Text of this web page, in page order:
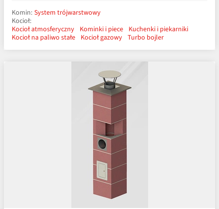
Komin: System trójwarstwowy
Kocioł:
Kocioł atmosferyczny Kominki i piece Kuchenki i piekarniki
Kocioł na paliwo stałe Kocioł gazowy Turbo bojler